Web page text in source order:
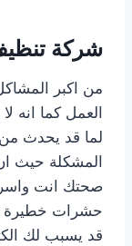
شركة
من اكبر
العمل كما انه
لما قد يحدث
المشكلة حيث
صحتك انت
حشرات خطيرة
قد يسبب لك